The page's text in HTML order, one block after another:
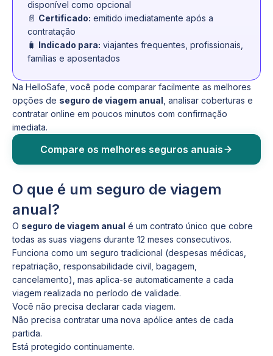
disponível como opcional
📄 Certificado: emitido imediatamente após a
contratação
🧳 Indicado para: viajantes frequentes, profissionais,
famílias e aposentados
Na HelloSafe, você pode comparar facilmente as melhores
opções de seguro de viagem anual , analisar coberturas e
contratar online em poucos minutos com confirmação
imediata.
Compare os melhores seguros anuais
O que é um seguro de viagem
anual?
O seguro de viagem anual é um contrato único que cobre
todas as suas viagens durante 12 meses consecutivos.
Funciona como um seguro tradicional (despesas médicas,
repatriação, responsabilidade civil, bagagem,
cancelamento), mas aplica-se automaticamente a cada
viagem realizada no período de validade.
Você não precisa declarar cada viagem.
Não precisa contratar uma nova apólice antes de cada
partida.
Está protegido continuamente.